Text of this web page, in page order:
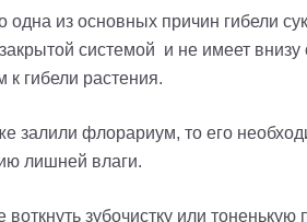
одна из основных причин гибели
системой и не имеет
к гибели растения.
залили флорариум, то его
лишней влаги.
зубочистку или